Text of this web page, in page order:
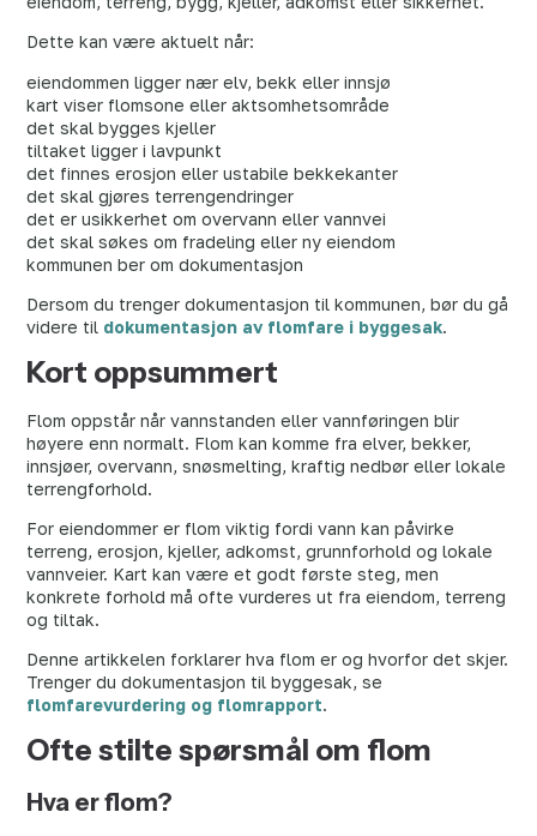
Dette kan være aktuelt når:
eiendommen ligger nær elv, bekk eller innsjø
kart viser flomsone eller aktsomhetsområde
det skal bygges kjeller
tiltaket ligger i lavpunkt
det finnes erosjon eller ustabile bekkekanter
det skal gjøres terrengendringer
det er usikkerhet om overvann eller vannvei
det skal søkes om fradeling eller ny eiendom
kommunen ber om dokumentasjon
Dersom du trenger dokumentasjon til kommunen, bør du gå
videre til dokumentasjon av flomfare i byggesak.
Kort oppsummert
Flom oppstår når vannstanden eller vannføringen blir
høyere enn normalt. Flom kan komme fra elver, bekker,
innsjøer, overvann, snøsmelting, kraftig nedbør eller lokale
terrengforhold.
For eiendommer er flom viktig fordi vann kan påvirke
terreng, erosjon, kjeller, adkomst, grunnforhold og lokale
vannveier. Kart kan være et godt første steg, men
konkrete forhold må ofte vurderes ut fra eiendom, terreng
og tiltak.
Denne artikkelen forklarer hva flom er og hvorfor det skjer.
Trenger du dokumentasjon til byggesak, se
flomfarevurdering og flomrapport.
Ofte stilte spørsmål om flom
Hva er flom?